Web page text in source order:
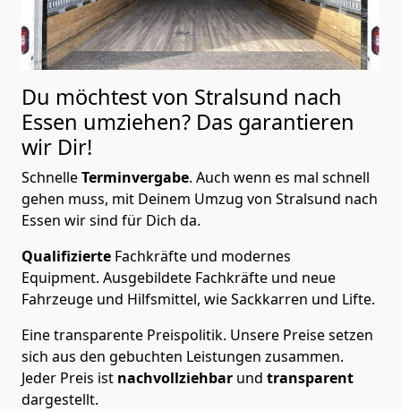
Du möchtest von Stralsund nach
Essen umziehen? Das garantieren
wir Dir!
SchnelleTerminvergabe. Auch wenn es mal schnell
gehen muss, mit Deinem Umzug von Stralsund nach
Essen wir sind für Dich da.
Qualifizierte Fachkräfte und modernes
Equipment. Ausgebildete Fachkräfte und neue
Fahrzeuge und Hilfsmittel, wie Sackkarren und Lifte.
Eine transparente Preispolitik. Unsere Preise setzen
sich aus den gebuchten Leistungen zusammen.
Jeder Preis ist nachvollziehbar und transparent
dargestellt.